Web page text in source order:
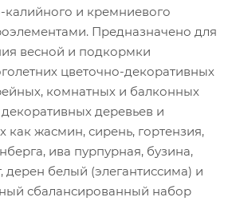
и кремниевого
Предназначено для
весной и подкормки
цветочно-декоративных
комнатных и балконных
деревьев и
как жасмин, сирень, гортензия,
ива пурпурная, бузина,
дерен белый (элегантиссима) и
сбалансированный набор